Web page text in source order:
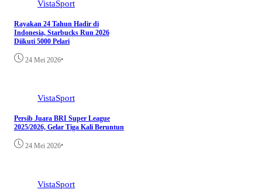
VistaSport
Rayakan 24 Tahun Hadir di
Indonesia, Starbucks Run 2026
Diikuti 5000 Pelari
24 Mei 2026•
VistaSport
Persib Juara BRI Super League
2025/2026, Gelar Tiga Kali Beruntun
24 Mei 2026•
VistaSport